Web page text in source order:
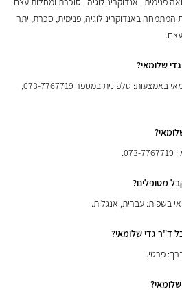
באנדוקרינולוגיה, פנימית, סכרת, יתר
שלומאי?
ניתן לקבוע תור אצל ד"ר גדי שלומאי באמצעות: טלפונית במספר 073-7767719,
מטופלים?
בשפות: עברית, אנגלית.
ד"ר גדי שלומאי?
פרטי.